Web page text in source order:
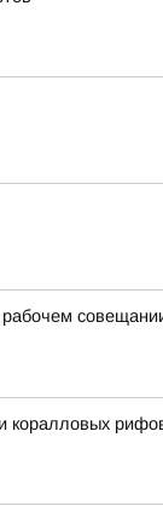
коралловых